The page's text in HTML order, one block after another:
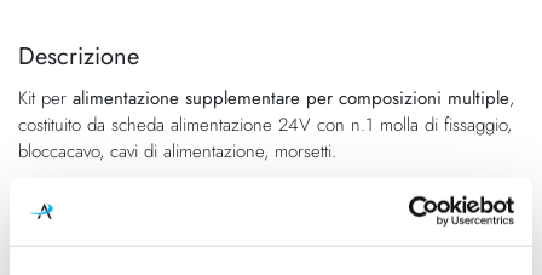
fine
galleria
di
immagini
della
di
immagini
Descrizione
Kit per alimentazione supplementare per composizioni multiple,
costituito da scheda alimentazione 24V con n.1 molla di fissaggio,
bloccacavo, cavi di alimentazione, morsetti.
Caratteristiche